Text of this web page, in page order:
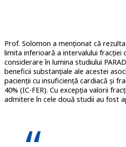
Prof. Solomon a menționat că
limita inferioară a intervalului fracției
considerare în lumina studiului
beneficii substanțiale ale acestei
pacienții cu insuficiență cardiacă și
40% (IC-FER). Cu excepția valorii
admitere în cele două studii au fost